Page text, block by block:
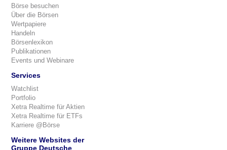
Börse besuchen
Über die Börsen
Wertpapiere
Handeln
Börsenlexikon
Publikationen
Events und Webinare
Services
Watchlist
Portfolio
Xetra Realtime für Aktien
Xetra Realtime für ETFs
Karriere @Börse
Weitere Websites der
Gruppe Deutsche